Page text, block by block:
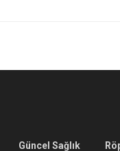
Güncel Sağlık